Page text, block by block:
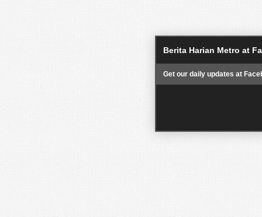
Berita Harian Metro at
Get our daily updates at